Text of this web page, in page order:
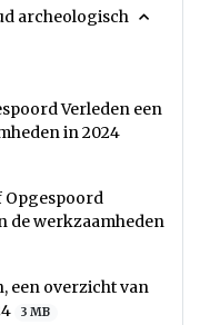
archeologisch
Verleden een
in 2024
de werkzaamheden
een overzicht van
3 MB